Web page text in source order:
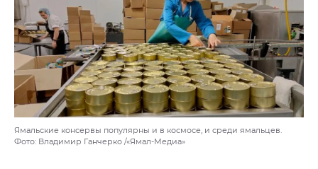
Ямальские консервы популярны и в космосе, и среди ямальцев.
Фото: Владимир Ганчерко /«Ямал-Медиа»